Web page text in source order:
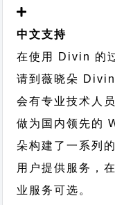
中文支持
在使用 Divin 的
请到薇晓朵
会有专业技术人员
做为国内领先的
朵构建了一系列
用户提供服务，
业服务可选。